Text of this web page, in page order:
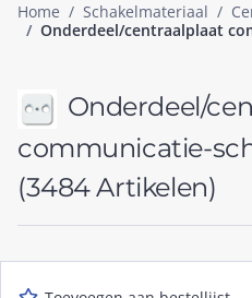
Home Schakelmateriaal
Onderdeel/centraalplaat
Onderdeel/
communicatie-
(3484 Artikelen)